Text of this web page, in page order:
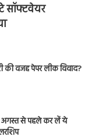
सॉफ्टवेयर
की वजह पेपर लीक विवाद?
अगस्त से पहले कर लें ये